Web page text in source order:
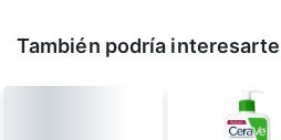
También podría interesarte